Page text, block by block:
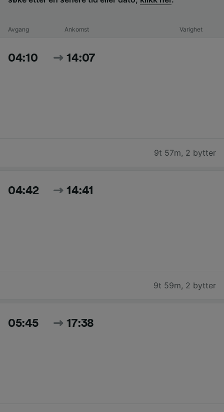
Avgang Ankomst Varighet
04:10 14:07
9t 57m, 2 bytter
04:42 14:41
9t 59m, 2 bytter
05:45 17:38